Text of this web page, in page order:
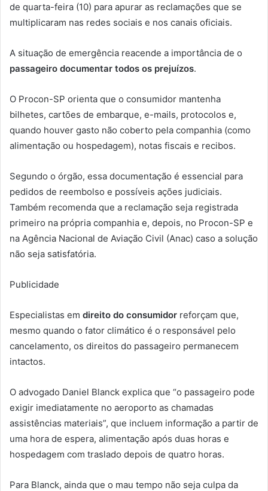
de quarta-feira (10) para apurar as reclamações que se
multiplicaram nas redes sociais e nos canais oficiais.
A situação de emergência reacende a importância de o
passageiro documentar todos os prejuízos.
O Procon-SP orienta que o consumidor mantenha
bilhetes, cartões de embarque, e-mails, protocolos e,
quando houver gasto não coberto pela companhia (como
alimentação ou hospedagem), notas fiscais e recibos.
Segundo o órgão, essa documentação é essencial para
pedidos de reembolso e possíveis ações judiciais.
Também recomenda que a reclamação seja registrada
primeiro na própria companhia e, depois, no Procon-SP e
na Agência Nacional de Aviação Civil (Anac) caso a solução
não seja satisfatória.
Publicidade
Especialistas em direito do consumidor reforçam que,
mesmo quando o fator climático é o responsável pelo
cancelamento, os direitos do passageiro permanecem
intactos.
O advogado Daniel Blanck explica que “o passageiro pode
exigir imediatamente no aeroporto as chamadas
assistências materiais”, que incluem informação a partir de
uma hora de espera, alimentação após duas horas e
hospedagem com traslado depois de quatro horas.
Para Blanck, ainda que o mau tempo não seja culpa da